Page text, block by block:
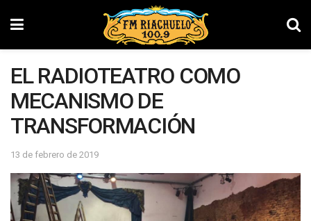
EL RADIOTEATRO COMO
MECANISMO DE
TRANSFORMACIÓN
13 de febrero de 2019